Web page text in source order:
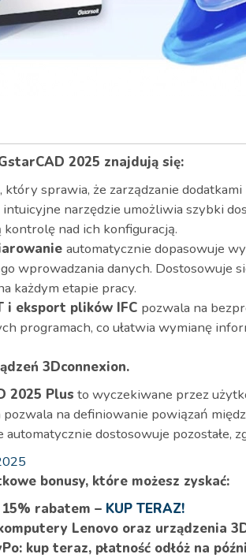
2025 znajdują się:
, który sprawia, że zarządzanie
narzędzie umożliwia szybki
kontrolę nad ich konfiguracją.
automatycznie dopasowuje
wprowadzania danych. Dostosowuje
każdym etapie pracy.
i eksport plików IFC pozwala na
programach, co ułatwia wymianę
3Dconnexion.
2025 Plus to wyczekiwane przez
pozwala na definiowanie powiązań
dostosowuje pozostałe,
bonusy, które możesz zyskać:
rabatem – KUP TERAZ!
Lenovo oraz urządzenia
kup teraz, płatność odłóż na